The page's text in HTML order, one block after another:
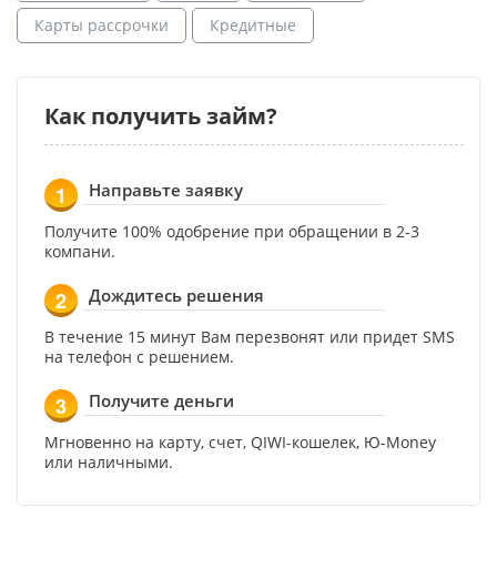
Карты рассрочки
Кредитные
Как получить займ?
1 Направьте заявку
Получите 100% одобрение при обращении в 2-3
компани.
2 Дождитесь решения
В течение 15 минут Вам перезвонят или придет SMS
на телефон с решением.
3 Получите деньги
Мгновенно на карту, счет, QIWI-кошелек, Ю-Money
или наличными.